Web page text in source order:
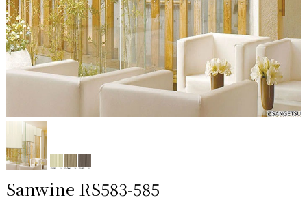
Sanwine RS583-585